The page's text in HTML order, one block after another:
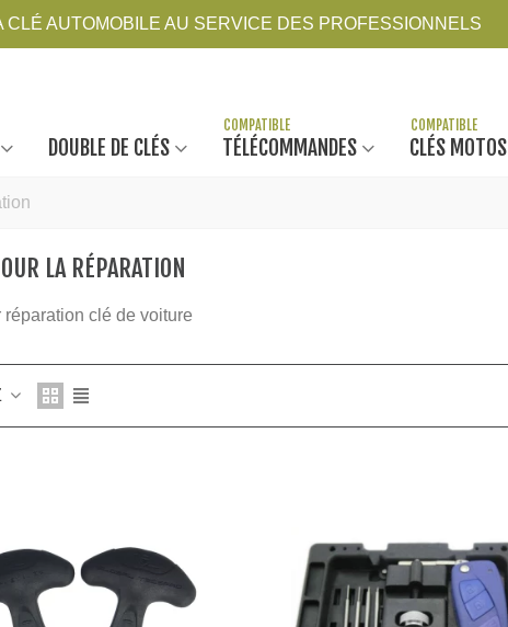
CLÉ AUTOMOBILE AU SERVICE DES PROFESSIONNELS
DOUBLE DE CLÉS TÉLÉCOMMANDES CLÉS MOTOS
LA RÉPARATION
réparation clé de voiture